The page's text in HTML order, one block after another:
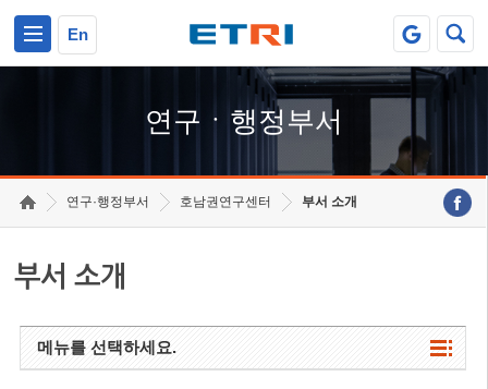
En
연구ㆍ행정부서
연구·행정부서 호남권연구센터 부서 소개
부서 소개
메뉴를 선택하세요.